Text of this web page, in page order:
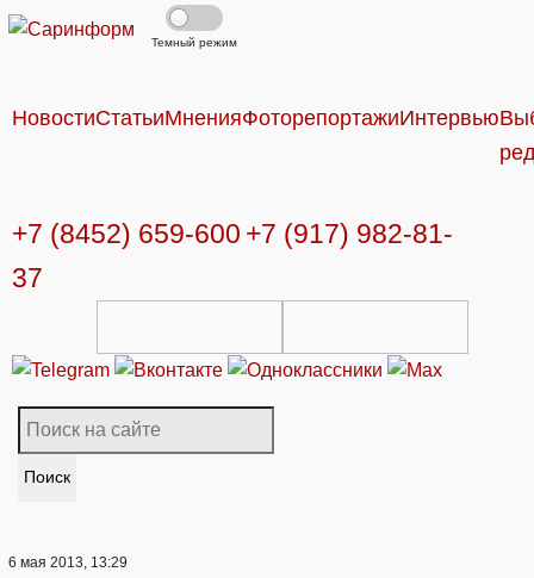
Темный режим
НовостиСтатьиМненияФоторепортажиИнтервью
+7 (8452) 659-600 +7 (917) 982-81-
37
Поиск
6 мая 2013, 13:29